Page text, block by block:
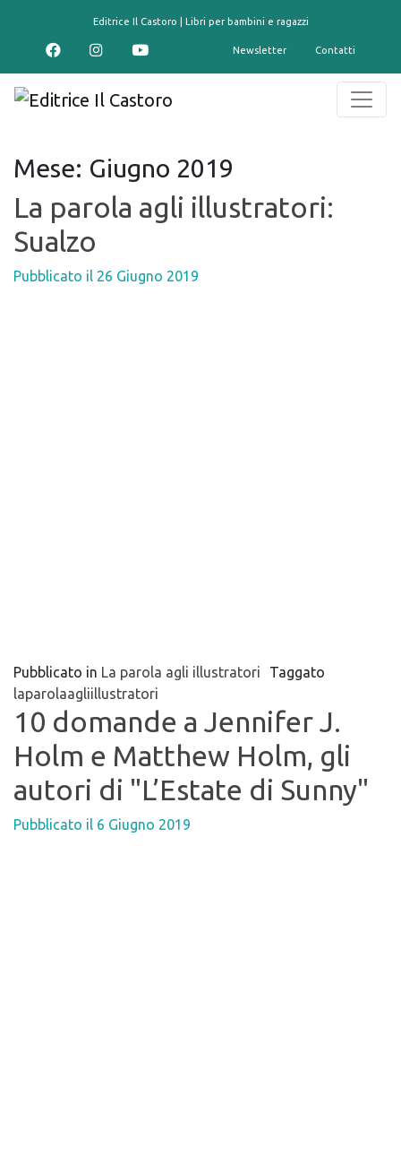
Editrice Il Castoro | Libri per bambini e ragazzi
Newsletter Contatti
Mese: Giugno 2019
La parola agli illustratori:
Sualzo
Pubblicato il 26 Giugno 2019
Pubblicato in La parola agli illustratori
Taggato
laparolaagliillustratori
10 domande a Jennifer J.
Holm e Matthew Holm, gli
autori di "L’Estate di Sunny"
Pubblicato il 6 Giugno 2019